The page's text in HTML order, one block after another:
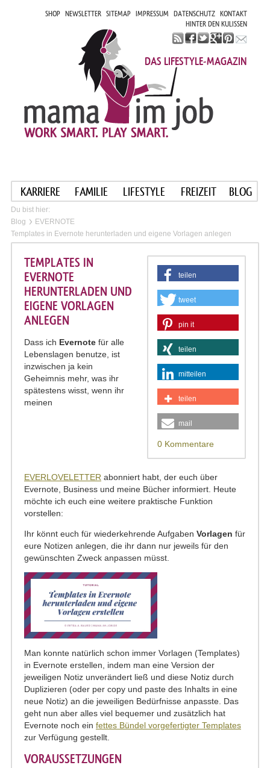
SHOP NEWSLETTER SITEMAP IMPRESSUM DATENSCHUTZ KONTAKT
HINTER DEN KULISSEN
DAS LIFESTYLE-MAGAZIN
KARRIERE FAMILIE LIFESTYLE FREIZEIT BLOG
Du bist hier:
Blog
EVERNOTE
Templates in Evernote herunterladen und eigene Vorlagen anlegen
teilen
tweet
pin it
teilen
mitteilen
teilen
mail
0 Kommentare
TEMPLATES IN
EVERNOTE
HERUNTERLADEN UND
EIGENE VORLAGEN
ANLEGEN
Dass ich Evernote für alle
Lebenslagen benutze, ist
inzwischen ja kein
Geheimnis mehr, was ihr
spätestens wisst, wenn ihr
meinen
EVERLOVELETTER abonniert habt, der euch über
Evernote, Business und meine Bücher informiert. Heute
möchte ich euch eine weitere praktische Funktion
vorstellen:
Ihr könnt euch für wiederkehrende Aufgaben Vorlagen für
eure Notizen anlegen, die ihr dann nur jeweils für den
gewünschten Zweck anpassen müsst.
Man konnte natürlich schon immer Vorlagen (Templates)
in Evernote erstellen, indem man eine Version der
jeweiligen Notiz unverändert ließ und diese Notiz durch
Duplizieren (oder per copy und paste des Inhalts in eine
neue Notiz) an die jeweiligen Bedürfnisse anpasste. Das
geht nun aber alles viel bequemer und zusätzlich hat
Evernote noch ein fettes Bündel vorgefertigter Templates
zur Verfügung gestellt.
VORAUSSETZUNGEN